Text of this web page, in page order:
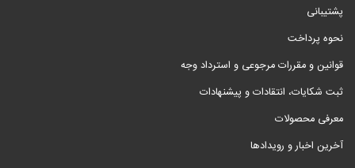
پشتیبانی
نحوه پرداخت
قوانین و مقررات مرجوعی و استرداد وجه
ثبت شکایات، انتقادات و پیشنهادات
معرفی محصولات
آخرین اخبار و رویدادها